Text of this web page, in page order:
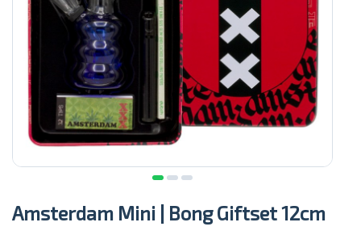
Amsterdam Mini | Bong Giftset 12cm